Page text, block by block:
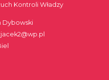
Kontroli Władzy
Dybowski